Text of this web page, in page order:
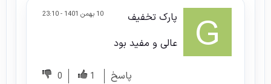
10 بهمن 1401 - 23:10
پارک تخفیف
عالی و مفید بود
پاسخ 1
0